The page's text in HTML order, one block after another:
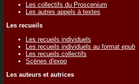
Les collectifs du Proscenium
Les autres appels à textes
Les recueils
Les recueils individuels
Les recueils individuels au format epub
Les recueils collectifs
Scènes d'expo
Les auteurs et autrices